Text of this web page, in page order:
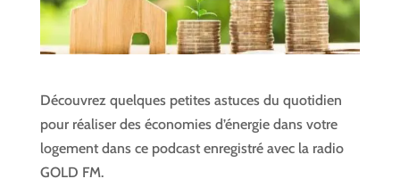
Découvrez quelques petites astuces du quotidien
pour réaliser des économies d’énergie dans votre
logement dans ce podcast enregistré avec la radio
GOLD FM.